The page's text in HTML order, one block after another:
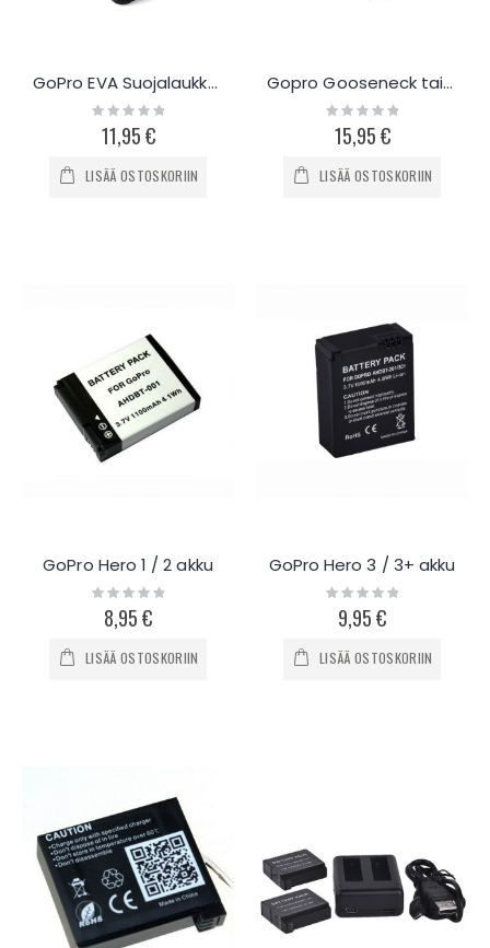
GoPro EVA Suojalaukku, Large
Rating:
0%
11,95 €
LISÄÄ OSTOSKORIIN
Gopro Gooseneck taittuva jatkovarsi
Rating:
0%
15,95 €
LISÄÄ OSTOSKORIIN
GoPro Hero 1 / 2 akku
Rating:
0%8,95 €
LISÄÄ OSTOSKORIIN
GoPro Hero 3 / 3+ akku
Rating:
0%9,95 €
LISÄÄ OSTOSKORIIN